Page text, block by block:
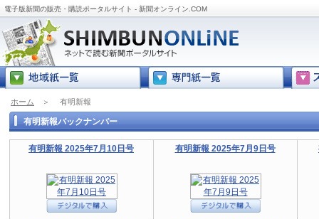
電子版新聞の販売・購読ポータルサイト - 新聞オンライン.COM
ホーム ＞ 有明新報
有明新報バックナンバー
有明新報 2025年7月10日号 有明新報 2025年7月9日号